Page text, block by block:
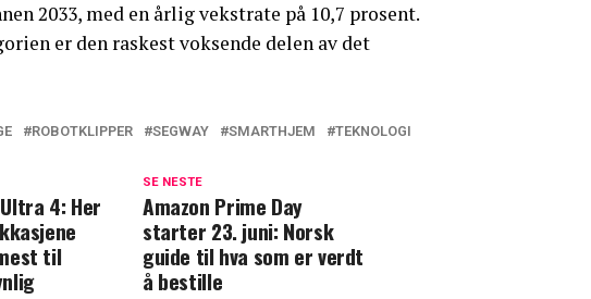
2033, med en årlig vekstrate på 10,7 prosent.
er den raskest voksende delen av det
ROBOTKLIPPER SEGWAY SMARTHJEM TEKNOLOGI
SE NESTE
Amazon Prime Day
starter 23. juni: Norsk
guide til hva som er verdt
å bestille
4: Her
til